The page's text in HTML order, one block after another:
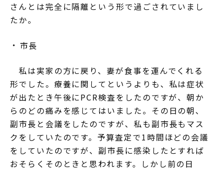
さんとは完全に隔離という形で過ごされていまし
たか。
市長
私は実家の方に戻り、妻が食事を運んでくれる
形でした。療養に関してというよりも、私は症状
が出たとき午後にPCR検査をしたのですが、朝か
らのどの痛みを感じてはいました。その日の朝、
副市長と会議をしたのですが、私も副市長もマス
クをしていたのです。予算査定で1時間ほどの会議
をしていたのですが、副市長に感染したとすれば
おそらくそのときと思われます。しかし前の日